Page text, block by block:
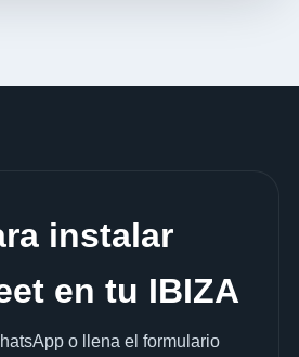
instalar
en tu IBIZA
o llena el formulario